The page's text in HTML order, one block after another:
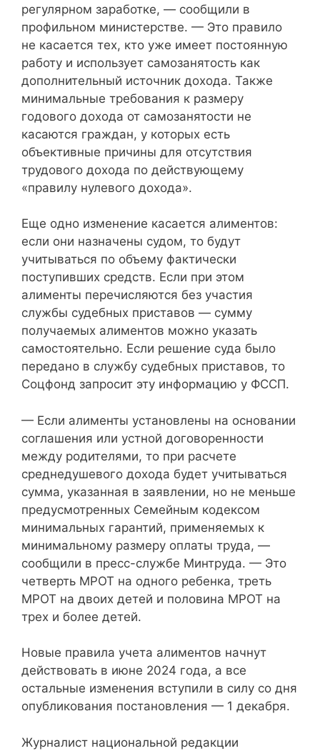
регулярном заработке, — сообщили в
профильном министерстве. — Это правило
не касается тех, кто уже имеет постоянную
работу и использует самозанятость как
дополнительный источник дохода. Также
минимальные требования к размеру
годового дохода от самозанятости не
касаются граждан, у которых есть
объективные причины для отсутствия
трудового дохода по действующему
«правилу нулевого дохода».
Еще одно изменение касается алиментов:
если они назначены судом, то будут
учитываться по объему фактически
поступивших средств. Если при этом
алименты перечисляются без участия
службы судебных приставов — сумму
получаемых алиментов можно указать
самостоятельно. Если решение суда было
передано в службу судебных приставов, то
Соцфонд запросит эту информацию у ФССП.
— Если алименты установлены на основании
соглашения или устной договоренности
между родителями, то при расчете
среднедушевого дохода будет учитываться
сумма, указанная в заявлении, но не меньше
предусмотренных Семейным кодексом
минимальных гарантий, применяемых к
минимальному размеру оплаты труда, —
сообщили в пресс-службе Минтруда. — Это
четверть МРОТ на одного ребенка, треть
МРОТ на двоих детей и половина МРОТ на
трех и более детей.
Новые правила учета алиментов начнут
действовать в июне 2024 года, а все
остальные изменения вступили в силу со дня
опубликования постановления — 1 декабря.
Журналист национальной редакции